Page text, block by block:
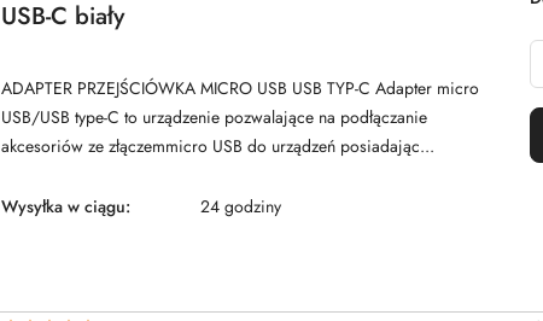
USB-C biały
ADAPTER PRZEJŚCIÓWKA MICRO USB USB TYP-C Adapter micro
USB/USB type-C to urządzenie pozwalające na podłączanie
akcesoriów ze złączemmicro USB do urządzeń posiadając...
Wysyłka w ciągu: 24 godziny